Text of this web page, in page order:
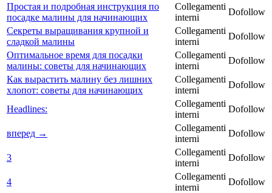
Простая и подробная инструкция по
посадке малины для начинающих
Collegamenti
interni
Dofollow
Секреты выращивания крупной и
сладкой малины
Collegamenti
interni
Dofollow
Оптимальное время для посадки
малины: советы для начинающих
Collegamenti
interni
Dofollow
Как вырастить малину без лишних
хлопот: советы для начинающих
Collegamenti
interni
Dofollow
Headlines:
Collegamenti
interni
Dofollow
вперед →
Collegamenti
interni
Dofollow
3
Collegamenti
interni
Dofollow
4
Collegamenti
interni
Dofollow